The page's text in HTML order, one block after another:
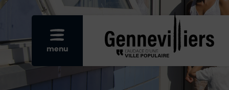
Afficher le menu mobile
menu